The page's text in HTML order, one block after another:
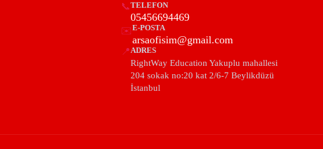
📞TELEFON
05456694469
✉️E-POSTA
arsaofisim@gmail.com
📍ADRES
RightWay Education Yakuplu mahallesi
204 sokak no:20 kat 2/6-7 Beylikdüzü
İstanbul